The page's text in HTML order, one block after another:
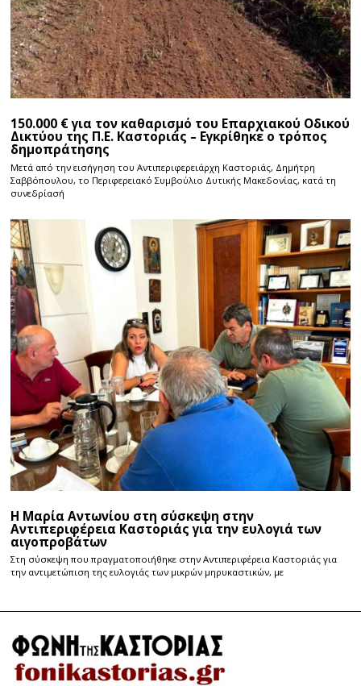
150.000 € για τον καθαρισμό του Επαρχιακού Οδικού
Δικτύου της Π.Ε. Καστοριάς – Εγκρίθηκε ο τρόπος
δημοπράτησης
Μετά από την εισήγηση του Αντιπεριφερειάρχη Καστοριάς, Δημήτρη
Σαββόπουλου, το Περιφερειακό Συμβούλιο Δυτικής Μακεδονίας, κατά τη
συνεδρίασή
Η Μαρία Αντωνίου στη σύσκεψη στην
Αντιπεριφέρεια Καστοριάς για την ευλογιά των
αιγοπροβάτων
Στη σύσκεψη που πραγματοποιήθηκε στην Αντιπεριφέρεια Καστοριάς για
την αντιμετώπιση της ευλογιάς των μικρών μηρυκαστικών, με